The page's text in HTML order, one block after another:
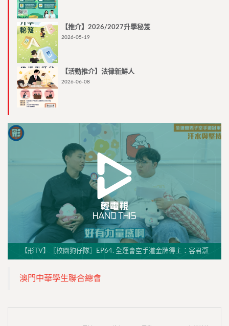
【推介】2026/2027升學秘笈
2026-05-19
【活動推介】法律新鮮人
2026-06-08
【形TV】〖校園狗仔隊〗EP64. 全運會空手道金牌得主：容君灝
澳門中華學生聯合總會